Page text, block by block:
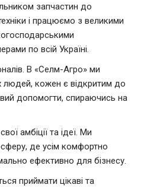
запчастин до
і працюємо з великими
по всій Україні.
В «Селм-Агро» ми
людей, кожен є відкритим до
допомогти, спираючись на
амбіції та ідеї. Ми
де усім комфортно
ефективно для бізнесу.
приймати цікаві та